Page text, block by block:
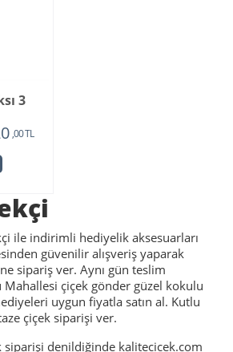
3
,00 TL
ile indirimli hediyelik aksesuarları
güvenilir alışveriş yaparak
sipariş ver. Aynı gün teslim
çiçek gönder güzel kokulu
uygun fiyatla satın al. Kutlu
çiçek siparişi ver.
siparişi denildiğinde kalitecicek.com